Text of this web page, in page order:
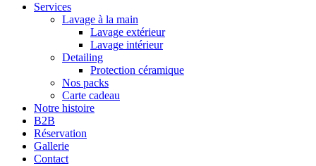
Services
Lavage à la main
Lavage extérieur
Lavage intérieur
Detailing
Protection céramique
Nos packs
Carte cadeau
Notre histoire
B2B
Réservation
Gallerie
Contact